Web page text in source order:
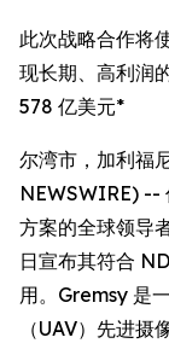
此次战略合作将
现长期、高利润
578 亿美元*
尔湾市，加利福
NEWSWIRE) --
方案的全球领导
日宣布其符合
用。Gremsy 是
（UAV）先进